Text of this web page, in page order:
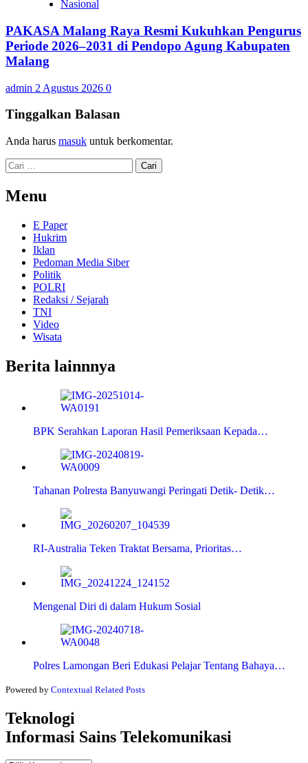
Nasional
PAKASA Malang Raya Resmi Kukuhkan Pengurus
Periode 2026–2031 di Pendopo Agung Kabupaten
Malang
admin 2 Agustus 2026 0
Tinggalkan Balasan
Anda harus masuk untuk berkomentar.
Cari
untuk:
Menu
E Paper
Hukrim
Iklan
Pedoman Media Siber
Politik
POLRI
Redaksi / Sejarah
TNI
Video
Wisata
Berita lainnnya
BPK Serahkan Laporan Hasil Pemeriksaan Kepada…
Tahanan Polresta Banyuwangi Peringati Detik- Detik…
RI-Australia Teken Traktat Bersama, Prioritas…
Mengenal Diri di dalam Hukum Sosial
Polres Lamongan Beri Edukasi Pelajar Tentang Bahaya…
Powered by Contextual Related Posts
Teknologi
Informasi Sains Telekomunikasi